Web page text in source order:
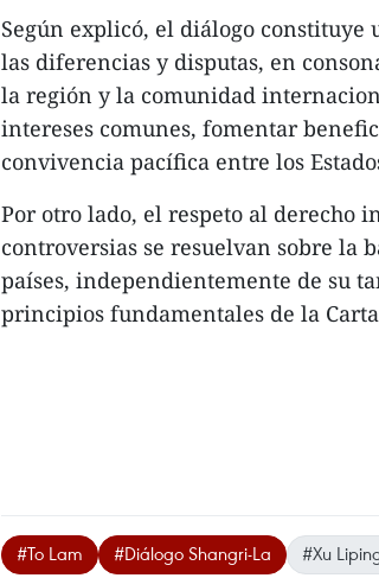
Según explicó, el diálogo
las diferencias y disputas, en
la región y la comunidad
intereses comunes, fomentar
convivencia pacífica entre los
Por otro lado, el respeto al derecho
controversias se resuelvan sobre la
países, independientemente de su
principios fundamentales de la
#To Lam #Diálogo Shangri-La #Xu